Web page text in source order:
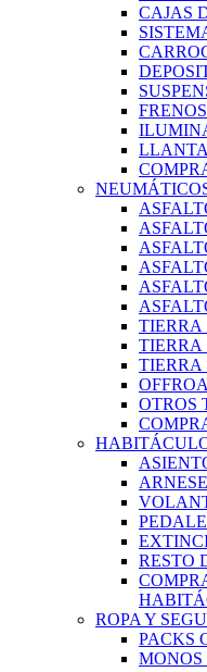
CAJAS
FRENOS
TIERRA
TIERRA
TIERRA
OTROS
RESTO
ROPA Y
PACKS
MONOS